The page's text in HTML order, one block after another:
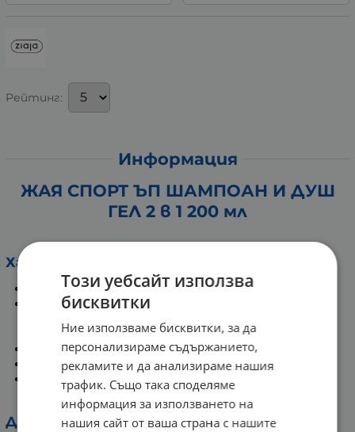
Рейтинг:
Информация
ЖАЯ СПОРТ ЪП ШАМПОАН И ДУШ
ГЕЛ 2 в 1 200 мл
Характеристики на продукта:
Комплексна грижа за тяло и коса.
Неагресивни почистващи агенти, които
кожата.
Нежен към скалпа.
Освежаващ аромат.
Биоразградима формула, съобразена със
стандартите на OECD, щадяща околната среда.
Действие:
Този уебсайт използва
бисквитки
Ние използваме бисквитки, за да
персонализираме съдържанието,
рекламите и да анализираме нашия
трафик. Също така споделяме
информация за използването на
нашия сайт от ваша страна с нашите